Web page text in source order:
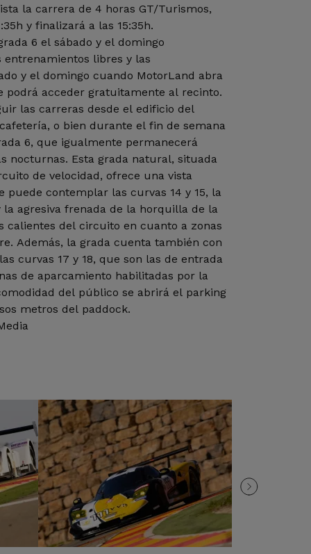
la carrera de 4 horas GT/Turismos,
y finalizará a las 15:35h.
6 el sábado y el domingo
libres y las
y el domingo cuando MotorLand abra
podrá acceder gratuitamente al recinto.
las carreras desde el edificio del
o bien durante el fin de semana
6, que igualmente permanecerá
nocturnas. Esta grada natural, situada
de velocidad, ofrece una vista
puede contemplar las curvas 14 y 15, la
agresiva frenada de la horquilla de la
calientes del circuito en cuanto a zonas
Además, la grada cuenta también con
curvas 17 y 18, que son las de entrada
de aparcamiento habilitadas por la
del público se abrirá el parking
metros del paddock.